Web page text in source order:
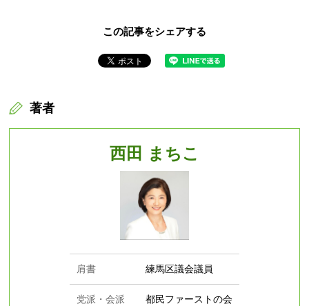
この記事をシェアする
著者
西田 まちこ
肩書 練馬区議会議員
党派・会派 都民ファーストの会